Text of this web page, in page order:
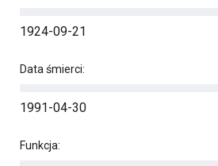
1924-09-21
Data śmierci:
1991-04-30
Funkcja: